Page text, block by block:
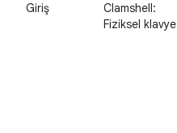
Giriş
Clamshell:
Fiziksel klavye